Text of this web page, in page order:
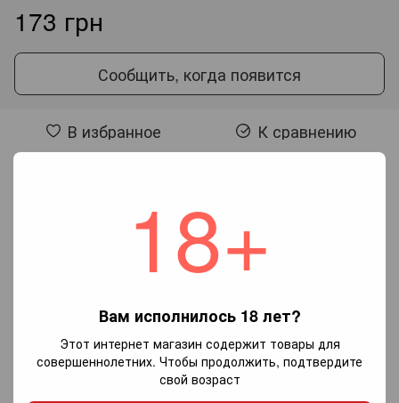
18+
Вам исполнилось 18 лет?
Этот интернет магазин содержит товары для
совершеннолетних. Чтобы продолжить, подтвердите
свой возраст
173 грн
Сообщить, когда появится
В избранное К сравнению
Добавьте первый отзыв
Написать отзыв